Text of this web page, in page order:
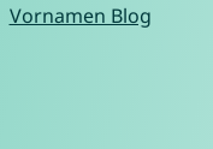
Vornamen Blog